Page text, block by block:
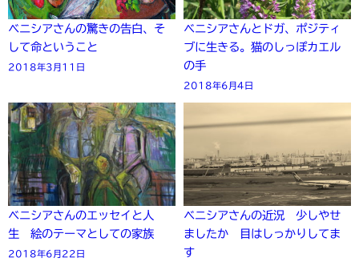
ベニシアさんの驚きの告白、そ
して命ということ
2018年3月11日
ベニシアさんとドガ、ポジティ
ブに生きる。猫のしっぽカエル
の手
2018年6月4日
ベニシアさんのエッセイと人
生 絵のテーマとしての家族
2018年6月22日
ベニシアさんの近況 少しやせ
ましたか 目はしっかりしてま
す